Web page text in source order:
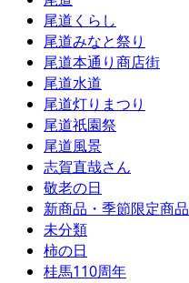
尾道くらし
尾道みなと祭り
尾道本通り商店街
尾道水道
尾道灯りまつり
尾道祇園祭
尾道風景
志賀直哉さん
敬老の日
新商品・季節限定商品
未分類
柿の日
桂馬110周年